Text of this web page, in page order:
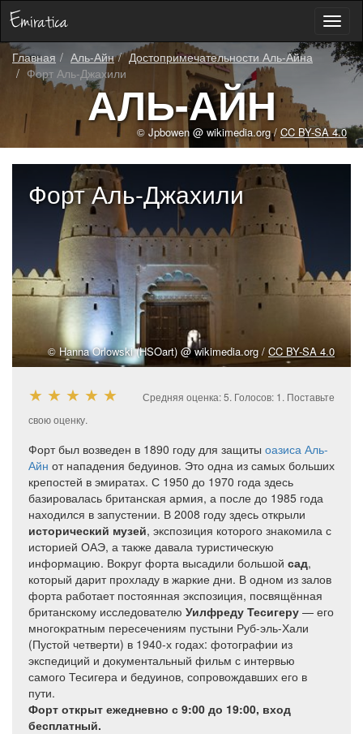
Главная
Аль-Айн
Достопримечательности Аль-Айна
Форт Аль-Джахили
АЛЬ-АЙН
© Jpbowen @ wikimedia.org / CC BY-SA 4.0
Форт Аль-Джахили
© Hanna Orlowski (HSOart) @ wikimedia.org / CC BY-SA 4.0
★ ★ ★ ★ ★ Средняя оценка:5. Голосов: 1 . Поставьте
свою оценку.
Форт был возведен в 1890 году для защиты оазиса Аль-
Айн от нападения бедуинов. Это одна из самых больших
крепостей в эмиратах. С 1950 до 1970 года здесь
базировалась британская армия, а после до 1985 года
находился в запустении. В 2008 году здесь открыли
исторический музей, экспозиция которого знакомила с
историей ОАЭ, а также давала туристическую
информацию. Вокруг форта высадили большой сад,
который дарит прохладу в жаркие дни. В одном из залов
форта работает постоянная экспозиция, посвящённая
британскому исследователю Уилфреду Тесигеру — его
многократным пересечениям пустыни Руб-эль-Хали
(Пустой четверти) в 1940-х годах: фотографии из
экспедиций и документальный фильм с интервью
самого Тесигера и бедуинов, сопровождавших его в
пути.
Форт открыт ежедневно с 9:00 до 19:00, вход
бесплатный.